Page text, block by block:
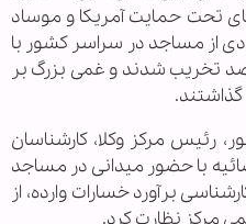
تحت حمایت آمریکا و موساد
از مساجد در سراسر کشور با
از ۳۰ تا ۱۰۰ درصد تخریب شدند و غمی بزرگ بر
رئیس مرکز وکلا، کارشناسان
با حضور میدانی در مساجد
برآورد خسارات وارده، از